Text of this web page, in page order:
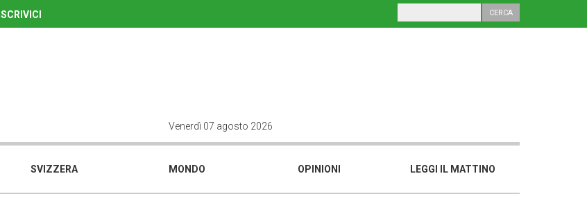
SCRIVICI
Venerdì 07 agosto 2026
SVIZZERA MONDO OPINIONI LEGGI IL MATTINO